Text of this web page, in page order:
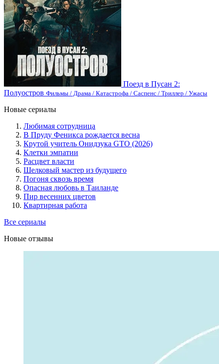
Поезд в Пусан 2:
Полуостров Фильмы / Драма / Катастрофа / Саспенс / Триллер / Ужасы
Новые сериалы
Любимая сотрудница
В Пруду Феникса рождается весна
Крутой учитель Онидзука GTO (2026)
Клетки эмпатии
Расцвет власти
Шелковый мастер из будущего
Погоня сквозь время
Опасная любовь в Таиланде
Пир весенних цветов
Квартирная работа
Все сериалы
Новые отзывы